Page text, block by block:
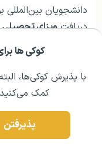
کوکی ها
با پذیرش کوکی‌ها،
کمک می‌کنید
پذیرفتن
مشــاوره اولیه رایگان: ۰۲۱ ۴۳۰۰۰
دانشجویان
دریافتویزای تحصیلی
اروپایی ساده‌تر
است تفاوت‌هایی داشته
تحصیلی عراق
نامه پذیرش از